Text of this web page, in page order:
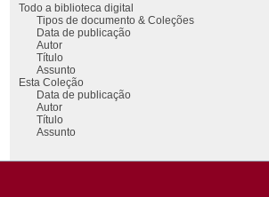
Todo a biblioteca digital
Tipos de documento & Coleções
Data de publicação
Autor
Título
Assunto
Esta Coleção
Data de publicação
Autor
Título
Assunto